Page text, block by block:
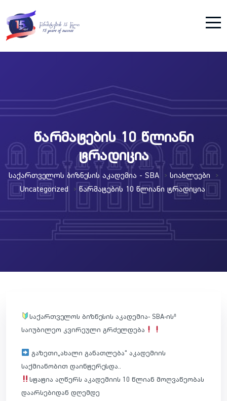
წარმატების 10 წლიანი
ტრადიცია
Საქართველოს Ბიზნესის Აკადემია - SBA > Სიახლეები >
Uncategorized > Წარმატების 10 Წლიანი Ტრადიცია
საქართველოს ბიზნესის აკადემია- SBA-ის⁸
საიუბილეო კვირეული გრძელდება
გაზეთი„ახალი განათლება“ აკადემიის
საქმიანობით დაინტერესდა..
სტატია აღწერს აკადემიის 10 წლიან მოღვაწეობას
დაარსებიდან დღემდე